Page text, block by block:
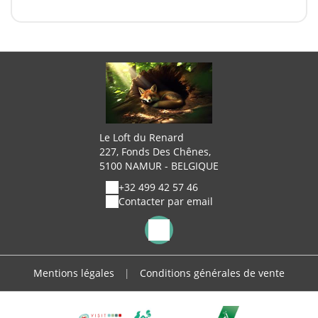
Le Loft du Renard
227, Fonds Des Chênes,
5100 NAMUR - BELGIQUE
+32 499 42 57 46
Contacter par email
Mentions légales | Conditions générales de vente